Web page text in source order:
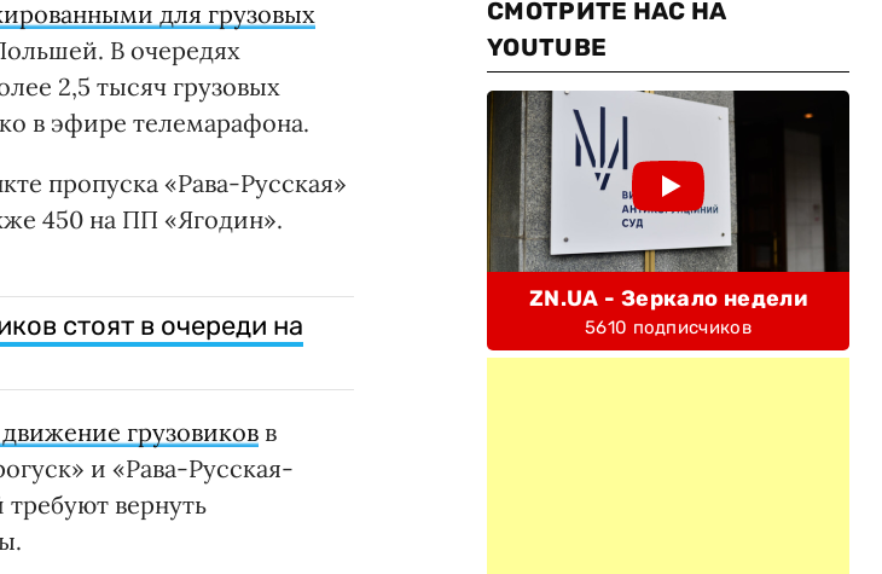
для грузовых
В очередях
2,5 тысяч грузовых
в эфире телемарафона.
пропуска «Рава-Русская»
450 на ПП «Ягодин».
стоят в очереди на
грузовиков в
и «Рава-Русская-
вернуть
СМОТРИТЕ НАС НА
YOUTUBE
ZN.UA - Зеркало недели
5610 подписчиков